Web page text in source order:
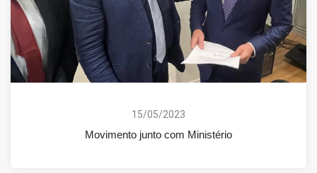
15/05/2023
Movimento junto com Ministério